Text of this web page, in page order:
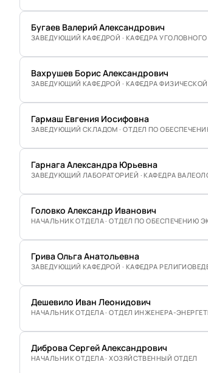
Бугаев Валерий Александрович
ЗАВЕДУЮЩИЙ КАФЕДРОЙ · КАФЕДРА
Вахрушев Борис Александрович
ЗАВЕДУЮЩИЙ КАФЕДРОЙ · КАФЕДРА
Гармаш Евгения Иосифовна
ЗАВЕДУЮЩИЙ СКЛАДОМ · ОТДЕЛ ПО
Гарнага Александра Юрьевна
ЗАВЕДУЮЩИЙ ЛАБОРАТОРИЕЙ · КАФЕДРА
Головко Александр Иванович
НАЧАЛЬНИК ОТДЕЛА · ОТДЕЛ ПО ОБЕСПЕЧЕНИЮ
Грива Ольга Анатольевна
ЗАВЕДУЮЩИЙ КАФЕДРОЙ · КАФЕДРА
Дешевило Иван Леонидович
НАЧАЛЬНИК ОТДЕЛА · ОТДЕЛ ИНЖЕНЕРА-
Диброва Сергей Александрович
НАЧАЛЬНИК ОТДЕЛА · ХОЗЯЙСТВЕННЫЙ ОТДЕЛ